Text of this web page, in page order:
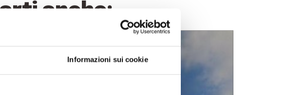
Informazioni sui cookie
anche: